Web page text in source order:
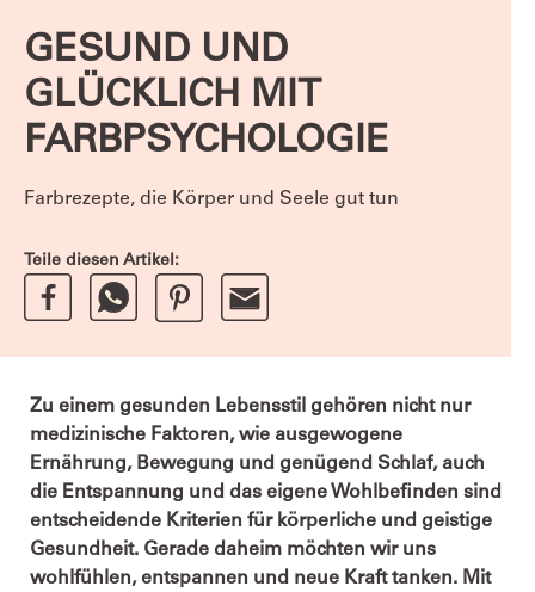
GESUND UND
GLÜCKLICH MIT
FARBPSYCHOLOGIE
Farbrezepte, die Körper und Seele gut tun
Teile diesen Artikel:
Zu einem gesunden Lebensstil gehören nicht nur
medizinische Faktoren, wie ausgewogene
Ernährung, Bewegung und genügend Schlaf, auch
die Entspannung und das eigene Wohlbefinden sind
entscheidende Kriterien für körperliche und geistige
Gesundheit. Gerade daheim möchten wir uns
wohlfühlen, entspannen und neue Kraft tanken. Mit